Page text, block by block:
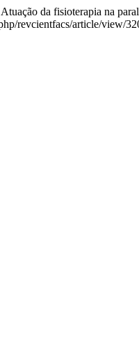
da fisioterapia na
revcientfacs/article/view/